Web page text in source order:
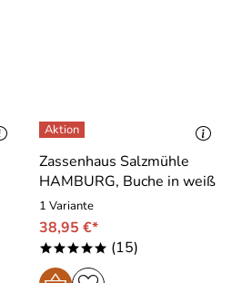
Zassenhaus Salzmühle
HAMBURG, Buche in weiß
1 Variante
38,95 €*
***** (15)